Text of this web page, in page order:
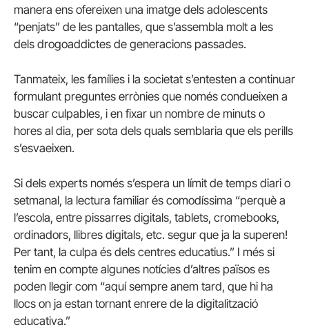
manera ens ofereixen una imatge dels adolescents
“penjats” de les pantalles, que s’assembla molt a les
dels drogoaddictes de generacions passades.
Tanmateix, les famílies i la societat s’entesten a continuar
formulant preguntes errònies que només condueixen a
buscar culpables, i en fixar un nombre de minuts o
hores al dia, per sota dels quals semblaria que els perills
s’esvaeixen.
Si dels experts només s’espera un límit de temps diari o
setmanal, la lectura familiar és comodíssima “perquè a
l’escola, entre pissarres digitals, tablets, cromebooks,
ordinadors, llibres digitals, etc. segur que ja la superen!
Per tant, la culpa és dels centres educatius.” I més si
tenim en compte algunes notícies d’altres països es
poden llegir com “aquí sempre anem tard, que hi ha
llocs on ja estan tornant enrere de la digitalització
educativa.”